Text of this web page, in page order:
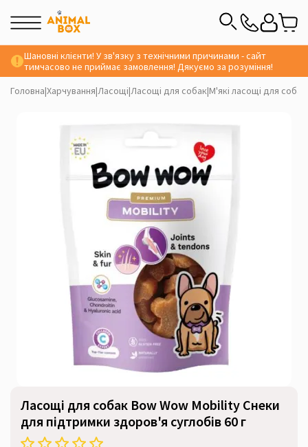
Шановні клієнти! У зв'язку з технічними причинами - сайт
тимчасово не приймає замовлення! Дякуємо за розуміння!
Головна|Харчування|Ласощі|Ласощі для собак|М'які ласощі для собак
Ласощі для собак Bow Wow Mobility Снеки
для підтримки здоров'я суглобів 60 г